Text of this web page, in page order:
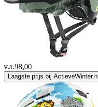
v.a.98,00
Laagste prijs bij ActieveWinter.nl